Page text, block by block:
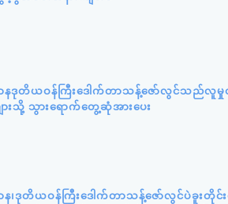
ာနဒုတိယဝန်ကြီးဒေါက်တာသန့်ဇော်လွင်သည်လူမှု
ျားသို့ သွားရောက်တွေ့ဆုံအားပေး
၊ဒုတိယဝန်ကြီးဒေါက်တာသန့်ဇော်လွင်ပဲခူးတိုင်